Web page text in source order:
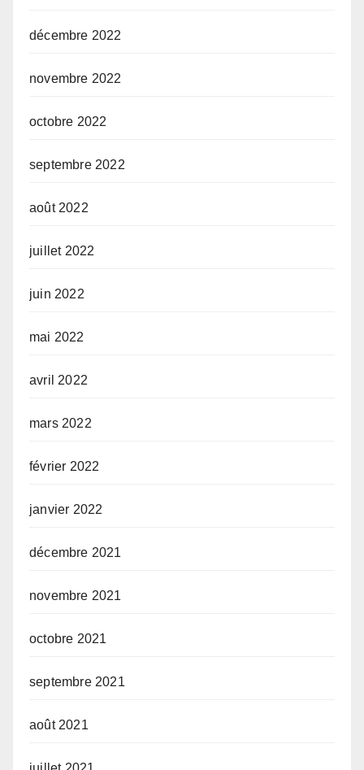
décembre 2022
novembre 2022
octobre 2022
septembre 2022
août 2022
juillet 2022
juin 2022
mai 2022
avril 2022
mars 2022
février 2022
janvier 2022
décembre 2021
novembre 2021
octobre 2021
septembre 2021
août 2021